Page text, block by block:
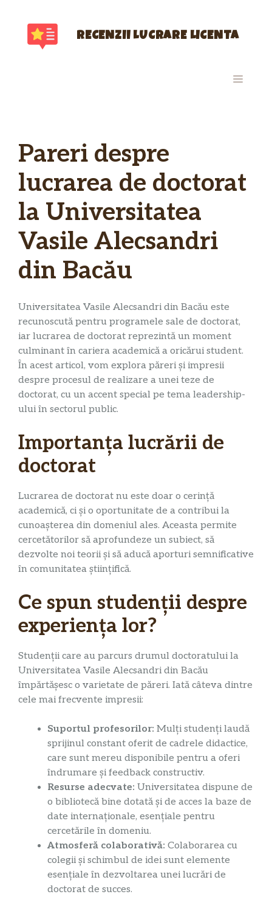
conținut
RECENZII LUCRARE LICENTA
MENIU
Pareri despre
lucrarea de doctorat
la Universitatea
Vasile Alecsandri
din Bacău
Universitatea Vasile Alecsandri din Bacău este
recunoscută pentru programele sale de doctorat,
iar lucrarea de doctorat reprezintă un moment
culminant în cariera academică a oricărui student.
În acest articol, vom explora păreri și impresii
despre procesul de realizare a unei teze de
doctorat, cu un accent special pe tema leadership-
ului în sectorul public.
Importanța lucrării de
doctorat
Lucrarea de doctorat nu este doar o cerință
academică, ci și o oportunitate de a contribui la
cunoașterea din domeniul ales. Aceasta permite
cercetătorilor să aprofundeze un subiect, să
dezvolte noi teorii și să aducă aporturi semnificative
în comunitatea științifică.
Ce spun studenții despre
experiența lor?
Studenții care au parcurs drumul doctoratului la
Universitatea Vasile Alecsandri din Bacău
împărtășesc o varietate de păreri. Iată câteva dintre
cele mai frecvente impresii:
Suportul profesorilor: Mulți studenți laudă
sprijinul constant oferit de cadrele didactice,
care sunt mereu disponibile pentru a oferi
îndrumare și feedback constructiv.
Resurse adecvate: Universitatea dispune de
o bibliotecă bine dotată și de acces la baze de
date internaționale, esențiale pentru
cercetările în domeniu.
Atmosferă colaborativă: Colaborarea cu
colegii și schimbul de idei sunt elemente
esențiale în dezvoltarea unei lucrări de
doctorat de succes.